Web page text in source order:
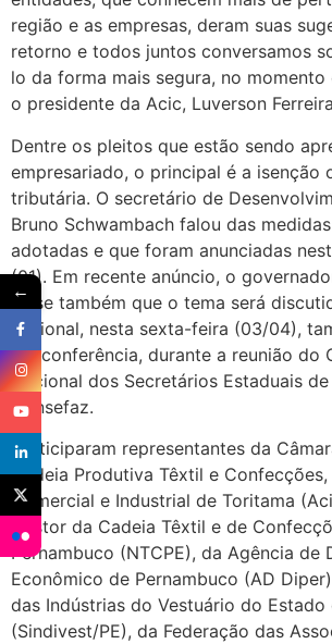
região e as empresas, deram suas
retorno e todos juntos conversamos
lo da forma mais segura, no momento
o presidente da Acic, Luverson
Dentre os pleitos que estão sendo
empresariado, o principal é a isenção
tributária. O secretário de
Bruno Schwambach falou das
adotadas e que foram anunciadas
(01). Em recente anúncio, o
disse também que o tema será
nacional, nesta sexta-feira (03/04),
teleconferência, durante a reunião do
Nacional dos Secretários Estaduais de
Consefaz.
Participaram representantes da
Cadeia Produtiva Têxtil e
Comercial e Industrial de Toritama
Gestor da Cadeia Têxtil e de
Pernambuco (NTCPE), da Agência de
Econômico de Pernambuco (AD
das Indústrias do Vestuário do Estado
(Sindivest/PE), da Federação das
←